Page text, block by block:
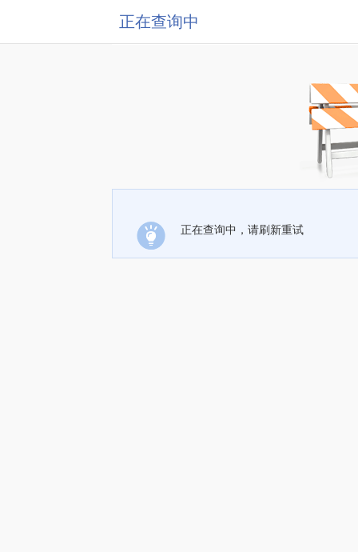
正在查询中
正在查询中，请刷新重试